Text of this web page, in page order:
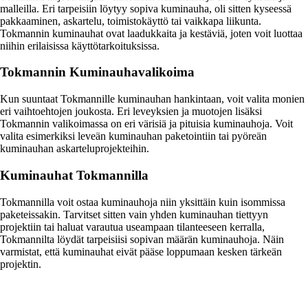
malleilla. Eri tarpeisiin löytyy sopiva kuminauha, oli sitten kyseessä
pakkaaminen, askartelu, toimistokäyttö tai vaikkapa liikunta.
Tokmannin kuminauhat ovat laadukkaita ja kestäviä, joten voit luottaa
niihin erilaisissa käyttötarkoituksissa.
Tokmannin Kuminauhavalikoima
Kun suuntaat Tokmannille kuminauhan hankintaan, voit valita monien
eri vaihtoehtojen joukosta. Eri leveyksien ja muotojen lisäksi
Tokmannin valikoimassa on eri värisiä ja pituisia kuminauhoja. Voit
valita esimerkiksi leveän kuminauhan paketointiin tai pyöreän
kuminauhan askarteluprojekteihin.
Kuminauhat Tokmannilla
Tokmannilla voit ostaa kuminauhoja niin yksittäin kuin isommissa
paketeissakin. Tarvitset sitten vain yhden kuminauhan tiettyyn
projektiin tai haluat varautua useampaan tilanteeseen kerralla,
Tokmannilta löydät tarpeisiisi sopivan määrän kuminauhoja. Näin
varmistat, että kuminauhat eivät pääse loppumaan kesken tärkeän
projektin.